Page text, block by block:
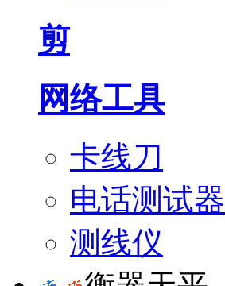
剪
网络工具
卡线刀
电话测试器
测线仪